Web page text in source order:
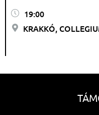
19:00
KRAKKÓ,